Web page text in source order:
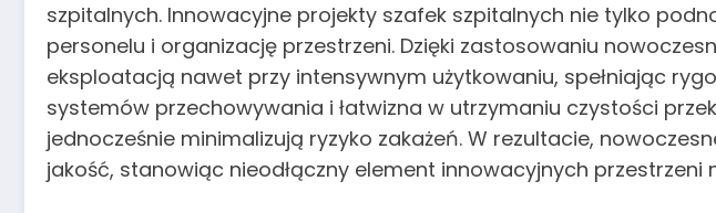
szpitalnych. Innowacyjne projekty szafek szpitalnych nie tylko
personelu i organizację przestrzeni. Dzięki zastosowaniu
eksploatacją nawet przy intensywnym użytkowaniu, spełniając
systemów przechowywania i łatwizna w utrzymaniu czystości
jednocześnie minimalizują ryzyko zakażeń. W rezultacie,
jakość, stanowiąc nieodłączny element innowacyjnych